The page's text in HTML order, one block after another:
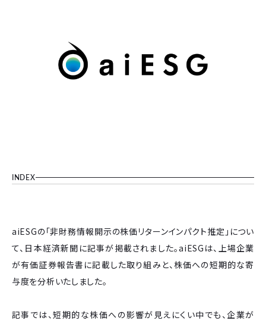
INDEX
aiESGの「非財務情報開示の株価リターンインパクト推定」につい
て、日本経済新聞に記事が掲載されました。aiESGは、上場企業
が有価証券報告書に記載した取り組みと、株価への短期的な寄
与度を分析いたしました。
記事では、短期的な株価への影響が見えにくい中でも、企業が